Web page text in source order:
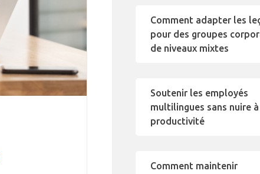
Comment adapter les
pour des groupes
de niveaux mixtes
Soutenir les employés
multilingues sans nuire
productivité
Comment maintenir